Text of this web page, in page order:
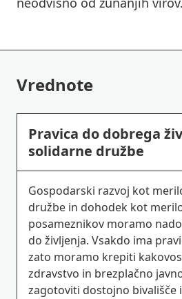
Vrednote
Pravica do dobrega
solidarne družbe
Gospodarski razvoj kot
družbe in dohodek kot
posameznikov moramo
do življenja. Vsakdo ima
zato moramo krepiti
zdravstvo in brezplačno
zagotoviti dostojno bivališče